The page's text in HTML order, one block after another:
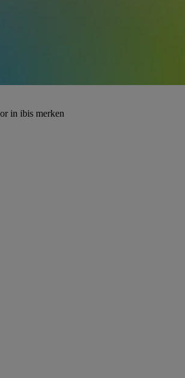
in ibis merken